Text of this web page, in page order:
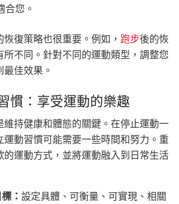
合您。
復策略也很重要。例如， 跑步後的恢
不同。針對不同的運動類型，調整您
佳效果。
慣：享受運動的樂趣
維持健康和體態的關鍵。在停止運動一
動習慣可能需要一些時間和努力。重
運動方式，並將運動融入到日常生活
：設定具體、可衡量、可實現、相關